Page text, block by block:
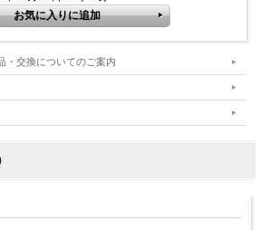
・交換についてのご案内